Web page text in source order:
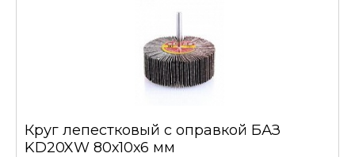
Круг лепестковый с оправкой БАЗ
KD20XW 80х10х6 мм